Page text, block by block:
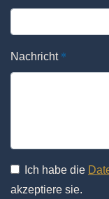
Nachricht *
Ich habe die
akzeptiere sie.